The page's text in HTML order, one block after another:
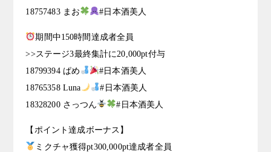
18757483 まお
#日本酒美人
期間中150時間達成者全員
>>ステージ3最終集計に20,000pt付与
18799394 ぱめ
#日本酒美人
18765358 Luna
#日本酒美人
18328200 さっつん
#日本酒美人
【ポイント達成ボーナス】
ミクチャ獲得pt300,000pt達成者全員